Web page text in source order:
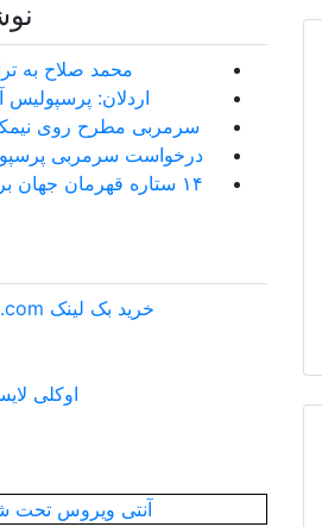
محمد صلاح به
اردلان: پرسپولیس
سرمربی مطرح روی
درخواست سرمربی
۱۴ ستاره قهرمان جهان برای فتح لیگ ملت‌ها
خرید بک لینک behtarinbacklink.com
اوکلی
آنتی ویروس تحت